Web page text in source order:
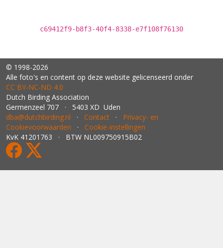
c69412f9-b8f3-40f4-8338-e7f108f76130
© 1998-2026
Alle foto's en content op deze website gelicenseerd onder
CC BY‑NC‑ND 4.0
Dutch Birding Association
Germenzeel 707 · 5403 XD Uden
dba@dutchbirding.nl · Contact · Privacy- en
Cookievoorwaarden · Cookie-instellingen
KvK 41201763 · BTW NL009750915B02